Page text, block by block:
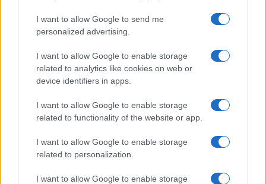
I want to allow Google to send me
personalized advertising.
I want to allow Google to enable storage
related to analytics like cookies on web or
device identifiers in apps.
I want to allow Google to enable storage
related to functionality of the website or app.
I want to allow Google to enable storage
related to personalization.
I want to allow Google to enable storage
Kinza Babylon Staked
$83,270.00
Steakhouse EURCV
Morpho Vault
$100,000,000,000,000.00
(EPOCH)
Stride Staked Injective $16.49